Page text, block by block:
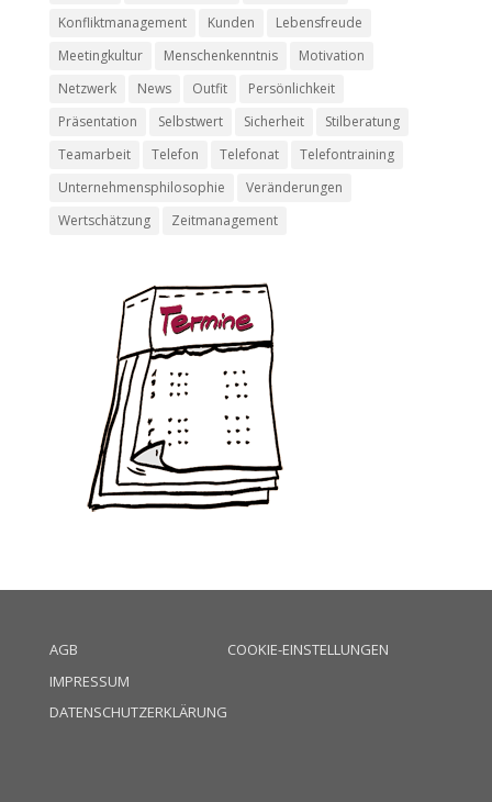
Konfliktmanagement
Kunden
Lebensfreude
Meetingkultur
Menschenkenntnis
Motivation
Netzwerk
News Outfit
Persönlichkeit
Präsentation
Selbstwert Sicherheit
Stilberatung
Teamarbeit
Telefon Telefonat
Telefontraining
Unternehmensphilosophie
Veränderungen
Wertschätzung
Zeitmanagement
AGB
IMPRESSUM
DATENSCHUTZERKLÄRUNG
COOKIE-EINSTELLUNGEN